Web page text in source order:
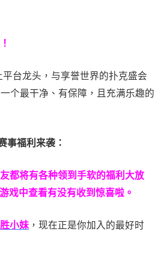
台龙头，与享誉世界的扑克盛会
个最干净、有保障，且充满乐趣的
事福利来袭：
都将有各种领到手软的福利大放
戏中查看有没有收到惊喜啦。
小妹 ，现在正是你加入的最好时